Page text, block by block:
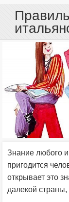
Знание любого
пригодится
открывает это
далекой страны,